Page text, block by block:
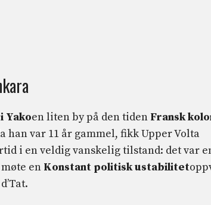
Yakoen liten by på den tiden Fransk
han var 11 år gammel, fikk Upper Volta
i en veldig vanskelig tilstand: det var
en Konstant politisk ustabilitet